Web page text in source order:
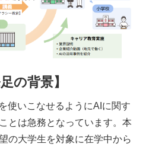
の背景】
使いこなせるようにAIに関す
とは急務となっています。本
の大学生を対象に在学中から